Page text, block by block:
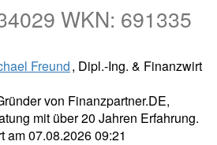
WKN: 691335
Freund, Dipl.-Ing. & Finanzwirt
von Finanzpartner.DE,
mit über 20 Jahren Erfahrung.
am 07.08.2026 09:21